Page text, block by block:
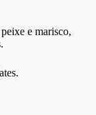
e marisco,